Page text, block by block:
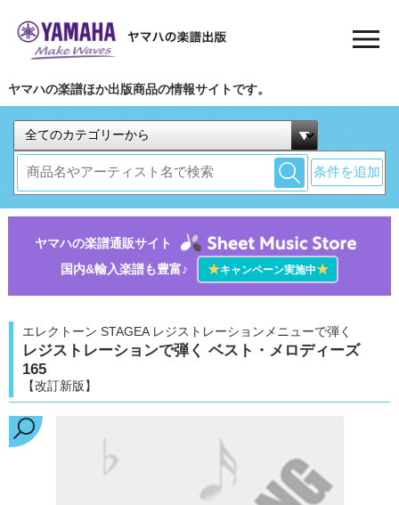
ヤマハの楽譜ほか出版商品の情報サイトです。
条件を追加
ヤマハの楽譜通販サイト
国内&輸入楽譜も豊富♪
★キャンペーン実施中★
エレクトーン STAGEA レジストレーションメニューで弾く
レジストレーションで弾く ベスト・メロディーズ
165
【改訂新版】